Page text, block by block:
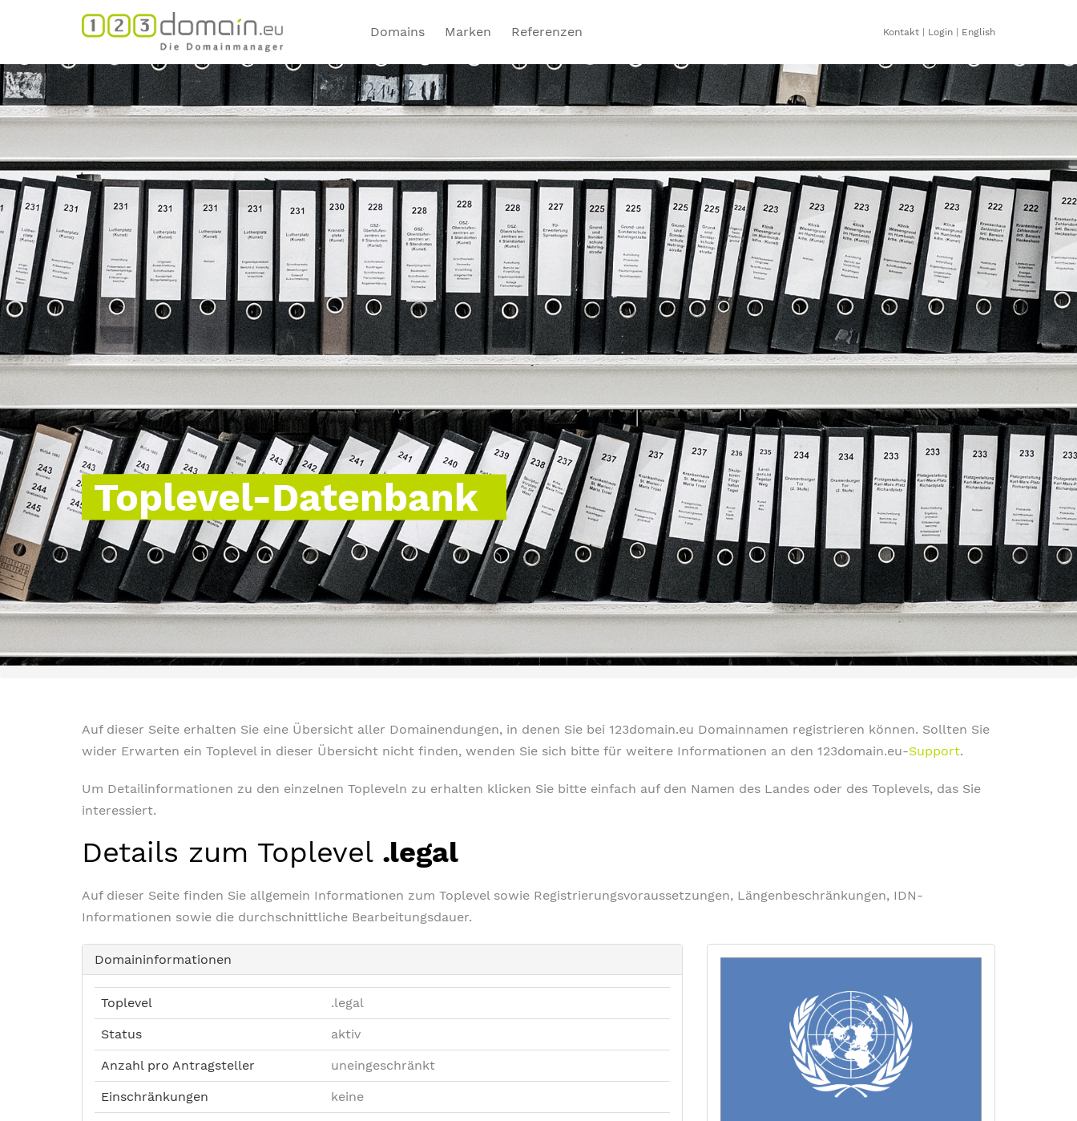
Domains Marken Referenzen Kontakt Login English
Toplevel-Datenbank
Auf dieser Seite erhalten Sie eine Übersicht aller Domainendungen, in denen Sie bei 123domain.eu Domainnamen registrieren können. Sollten Sie
wider Erwarten ein Toplevel in dieser Übersicht nicht finden, wenden Sie sich bitte für weitere Informationen an den 123domain.eu-Support.
Um Detailinformationen zu den einzelnen Topleveln zu erhalten klicken Sie bitte einfach auf den Namen des Landes oder des Toplevels, das Sie
interessiert.
Details zum Toplevel .legal
Auf dieser Seite finden Sie allgemein Informationen zum Toplevel sowie Registrierungsvoraussetzungen, Längenbeschränkungen, IDN-
Informationen sowie die durchschnittliche Bearbeitungsdauer.
Domaininformationen
Toplevel .legal
Status aktiv
Anzahl pro Antragsteller uneingeschränkt
Einschränkungen keine